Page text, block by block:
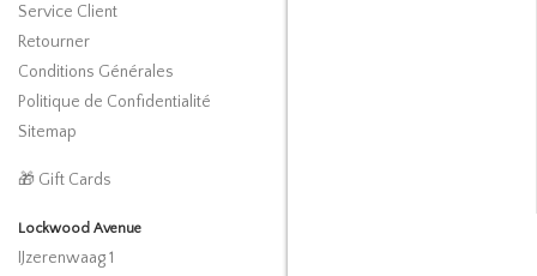
Service Client
Retourner
Conditions Générales
Politique de Confidentialité
Sitemap
🎁 Gift Cards
Lockwood Avenue
IJzerenwaag 1